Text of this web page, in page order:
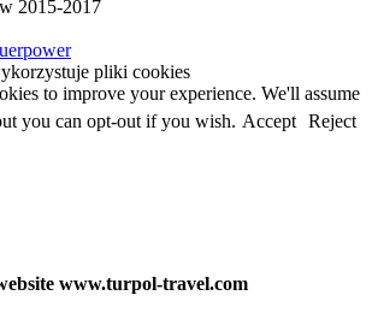
2015-2017
pliki cookies
to improve your experience. We'll assume
you can opt-out if you wish. Accept Reject
www.turpol-travel.com